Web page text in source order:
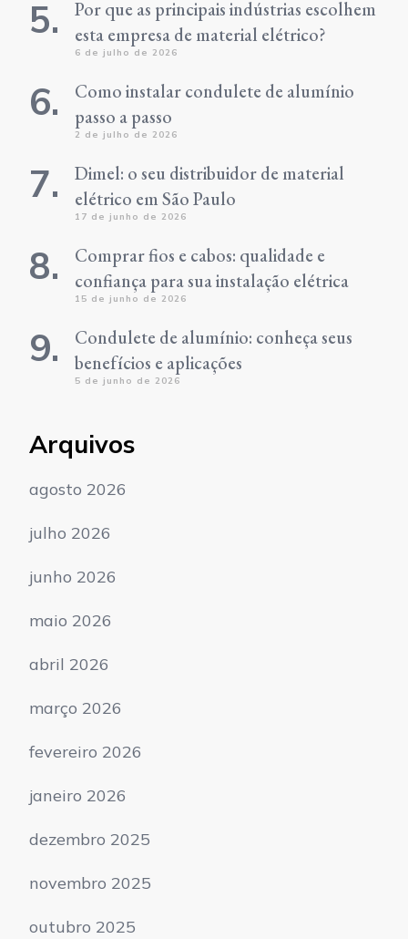
Por que as principais indústrias escolhem
esta empresa de material elétrico?
6 de julho de 2026
Como instalar condulete de alumínio
passo a passo
2 de julho de 2026
Dimel: o seu distribuidor de material
elétrico em São Paulo
17 de junho de 2026
Comprar fios e cabos: qualidade e
confiança para sua instalação elétrica
15 de junho de 2026
Condulete de alumínio: conheça seus
benefícios e aplicações
5 de junho de 2026
Arquivos
agosto 2026
julho 2026
junho 2026
maio 2026
abril 2026
março 2026
fevereiro 2026
janeiro 2026
dezembro 2025
novembro 2025
outubro 2025